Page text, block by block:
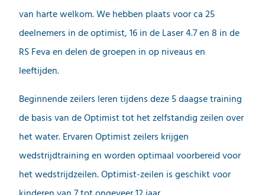
van harte welkom. We hebben plaats voor ca 25
deelnemers in de optimist, 16 in de Laser 4.7 en 8 in de
RS Feva en delen de groepen in op niveaus en
leeftijden.
Beginnende zeilers leren tijdens deze 5 daagse training
de basis van de Optimist tot het zelfstandig zeilen over
het water. Ervaren Optimist zeilers krijgen
wedstrijdtraining en worden optimaal voorbereid voor
het wedstrijdzeilen. Optimist-zeilen is geschikt voor